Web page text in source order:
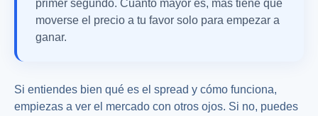
primer segundo. Cuanto mayor es, más tiene que
moverse el precio a tu favor solo para empezar a
ganar.
Si entiendes bien qué es el spread y cómo funciona,
empiezas a ver el mercado con otros ojos. Si no, puedes